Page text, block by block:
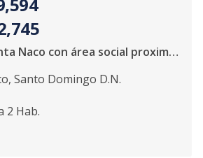
Proyecto en venta Naco con área social proximo a entregarse
, Santo Domingo D.N.
2 Hab.